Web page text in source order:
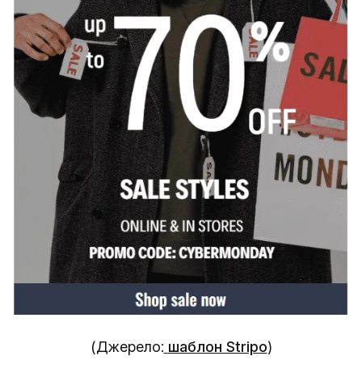
(Джерело: шаблон Stripo)